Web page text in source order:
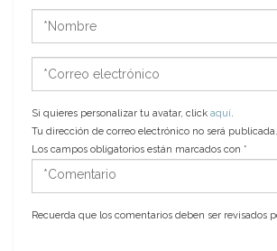
*Nombre
*Correo
electrónico
Si quieres personalizar tu avatar, click aquí.
Tu dirección de correo electrónico no será publicada.
Los campos obligatorios están marcados con *
*Comentario
Recuerda que los comentarios deben ser revisados